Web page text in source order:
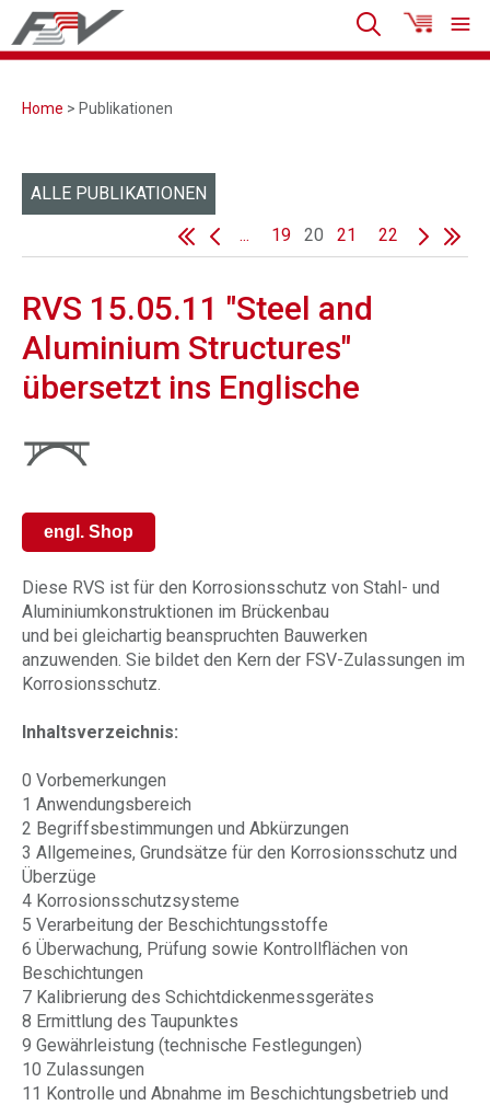
Home > Publikationen
ALLE PUBLIKATIONEN
...
19 20 21 22
RVS 15.05.11 "Steel and
Aluminium Structures"
übersetzt ins Englische
engl. Shop
Diese RVS ist für den Korrosionsschutz von Stahl- und
Aluminiumkonstruktionen im Brückenbau
und bei gleichartig beanspruchten Bauwerken
anzuwenden. Sie bildet den Kern der FSV-Zulassungen im
Korrosionsschutz.
Inhaltsverzeichnis:
0 Vorbemerkungen
1 Anwendungsbereich
2 Begriffsbestimmungen und Abkürzungen
3 Allgemeines, Grundsätze für den Korrosionsschutz und
Überzüge
4 Korrosionsschutzsysteme
5 Verarbeitung der Beschichtungsstoffe
6 Überwachung, Prüfung sowie Kontrollflächen von
Beschichtungen
7 Kalibrierung des Schichtdickenmessgerätes
8 Ermittlung des Taupunktes
9 Gewährleistung (technische Festlegungen)
10 Zulassungen
11 Kontrolle und Abnahme im Beschichtungsbetrieb und